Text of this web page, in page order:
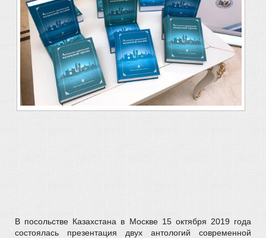
В посольстве Казахстана в Москве 15 октября 2019 года
состоялась презентация двух антологий современной